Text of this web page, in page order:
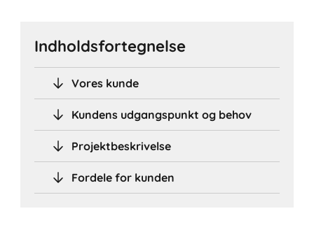
Indholdsfortegnelse
Vores kunde
Kundens udgangspunkt og behov
Projektbeskrivelse
Fordele for kunden